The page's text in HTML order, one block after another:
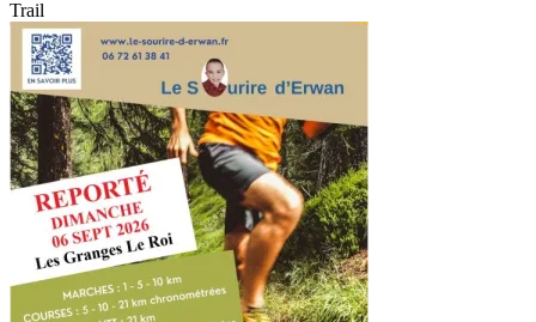
Trail